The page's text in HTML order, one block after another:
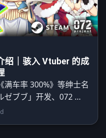
绍｜骇入 Vtuber 的成
车率 300%》等绅士名
ゼブブ」开发、072 …